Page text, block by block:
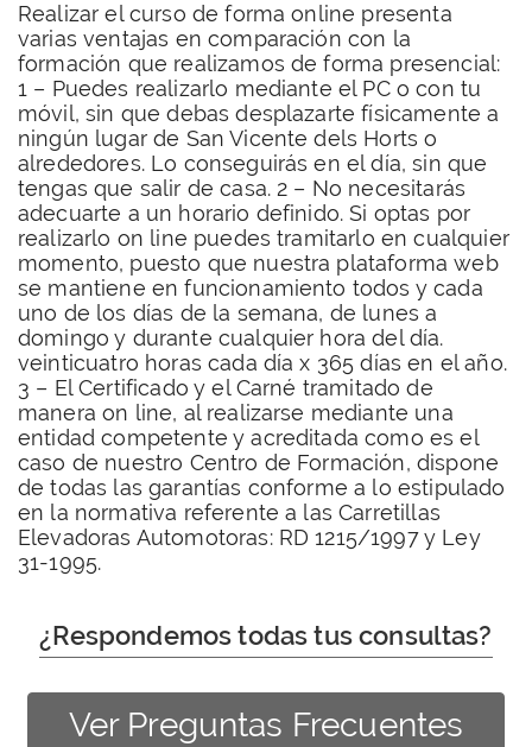
Realizar el curso de forma online presenta
varias ventajas en comparación con la
formación que realizamos de forma presencial:
1 – Puedes realizarlo mediante el PC o con tu
móvil, sin que debas desplazarte físicamente a
ningún lugar de San Vicente dels Horts o
alrededores. Lo conseguirás en el día, sin que
tengas que salir de casa. 2 – No necesitarás
adecuarte a un horario definido. Si optas por
realizarlo on line puedes tramitarlo en cualquier
momento, puesto que nuestra plataforma web
se mantiene en funcionamiento todos y cada
uno de los días de la semana, de lunes a
domingo y durante cualquier hora del día.
veinticuatro horas cada día x 365 días en el año.
3 – El Certificado y el Carné tramitado de
manera on line, al realizarse mediante una
entidad competente y acreditada como es el
caso de nuestro Centro de Formación, dispone
de todas las garantías conforme a lo estipulado
en la normativa referente a las Carretillas
Elevadoras Automotoras: RD 1215/1997 y Ley
31-1995.
¿Respondemos todas tus consultas?
Ver Preguntas Frecuentes